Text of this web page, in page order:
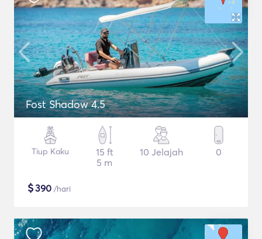
Fost Shadow 4.5
Tiup Kaku
15 ft
5 m
10 Jelajah 0
$390 /hari